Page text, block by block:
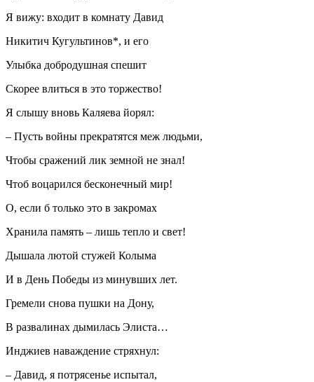
Я вижу: входит в комнату Давид
Никитич Кугультинов*, и его
Улыбка добродушная спешит
Скорее влиться в это торжество!
Я слышу вновь Каляева йорял:
– Пусть войны прекратятся меж людьми,
Чтобы сражений лик земной не знал!
Чтоб воцарился бесконечный мир!
О, если б только это в закромах
Хранила память – лишь тепло и свет!
Дышала лютой стужей Колыма
И в День Победы из минувших лет.
Гремели снова пушки на Дону,
В развалинах дымилась Элиста…
Инджиев наваждение стряхнул:
– Давид, я потрясенье испытал,